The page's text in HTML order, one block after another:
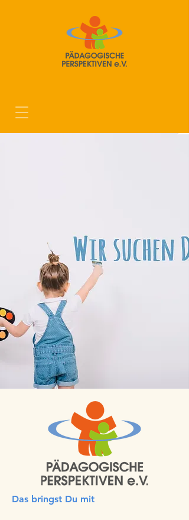
Das bringst Du mit